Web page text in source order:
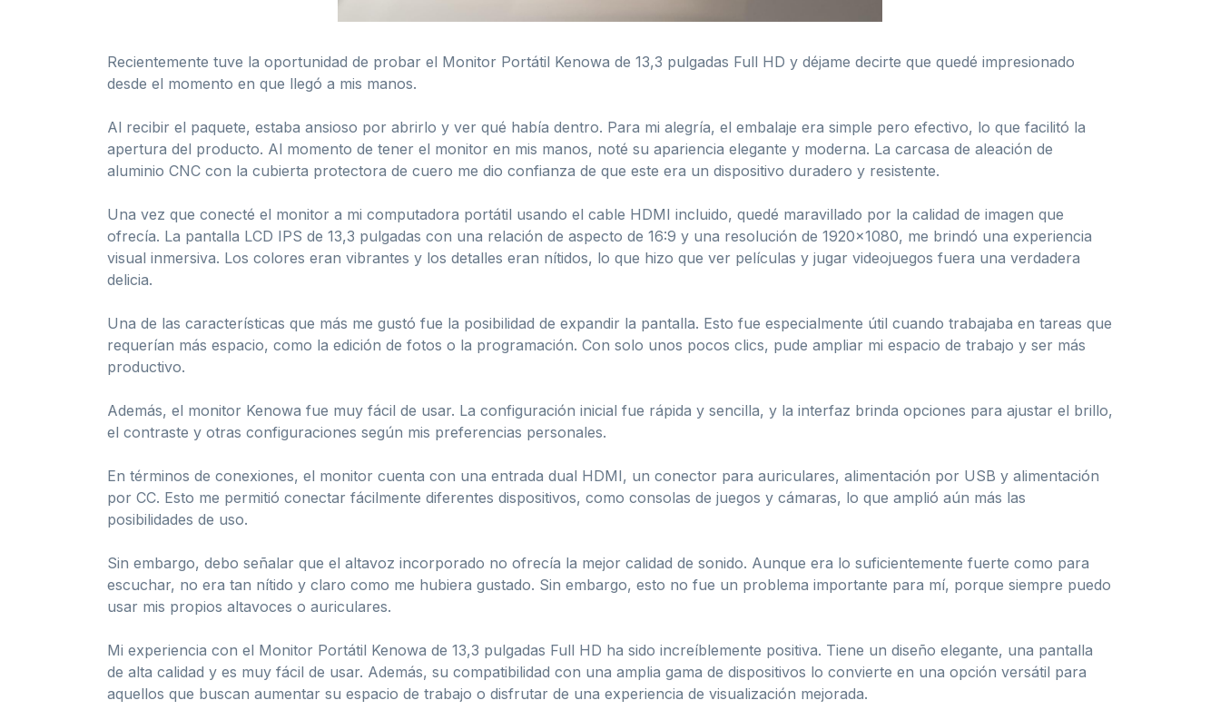
Recientemente tuve la oportunidad de probar el Monitor Portátil Kenowa de 13,3 pulgadas Full HD y déjame decirte que quedé impresionado
desde el momento en que llegó a mis manos.
Al recibir el paquete, estaba ansioso por abrirlo y ver qué había dentro. Para mi alegría, el embalaje era simple pero efectivo, lo que facilitó la
apertura del producto. Al momento de tener el monitor en mis manos, noté su apariencia elegante y moderna. La carcasa de aleación de
aluminio CNC con la cubierta protectora de cuero me dio confianza de que este era un dispositivo duradero y resistente.
Una vez que conecté el monitor a mi computadora portátil usando el cable HDMI incluido, quedé maravillado por la calidad de imagen que
ofrecía. La pantalla LCD IPS de 13,3 pulgadas con una relación de aspecto de 16:9 y una resolución de 1920×1080, me brindó una experiencia
visual inmersiva. Los colores eran vibrantes y los detalles eran nítidos, lo que hizo que ver películas y jugar videojuegos fuera una verdadera
delicia.
Una de las características que más me gustó fue la posibilidad de expandir la pantalla. Esto fue especialmente útil cuando trabajaba en tareas que
requerían más espacio, como la edición de fotos o la programación. Con solo unos pocos clics, pude ampliar mi espacio de trabajo y ser más
productivo.
Además, el monitor Kenowa fue muy fácil de usar. La configuración inicial fue rápida y sencilla, y la interfaz brinda opciones para ajustar el brillo,
el contraste y otras configuraciones según mis preferencias personales.
En términos de conexiones, el monitor cuenta con una entrada dual HDMI, un conector para auriculares, alimentación por USB y alimentación
por CC. Esto me permitió conectar fácilmente diferentes dispositivos, como consolas de juegos y cámaras, lo que amplió aún más las
posibilidades de uso.
Sin embargo, debo señalar que el altavoz incorporado no ofrecía la mejor calidad de sonido. Aunque era lo suficientemente fuerte como para
escuchar, no era tan nítido y claro como me hubiera gustado. Sin embargo, esto no fue un problema importante para mí, porque siempre puedo
usar mis propios altavoces o auriculares.
Mi experiencia con el Monitor Portátil Kenowa de 13,3 pulgadas Full HD ha sido increíblemente positiva. Tiene un diseño elegante, una pantalla
de alta calidad y es muy fácil de usar. Además, su compatibilidad con una amplia gama de dispositivos lo convierte en una opción versátil para
aquellos que buscan aumentar su espacio de trabajo o disfrutar de una experiencia de visualización mejorada.